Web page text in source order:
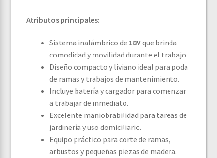
Atributos principales:
Sistema inalámbrico de 18Vque brinda
comodidad y movilidad durante el trabajo.
Diseño compacto y liviano ideal para poda
de ramas y trabajos de mantenimiento.
Incluye batería y cargador para comenzar
a trabajar de inmediato.
Excelente maniobrabilidad para tareas de
jardinería y uso domiciliario.
Equipo práctico para corte de ramas,
arbustos y pequeñas piezas de madera.